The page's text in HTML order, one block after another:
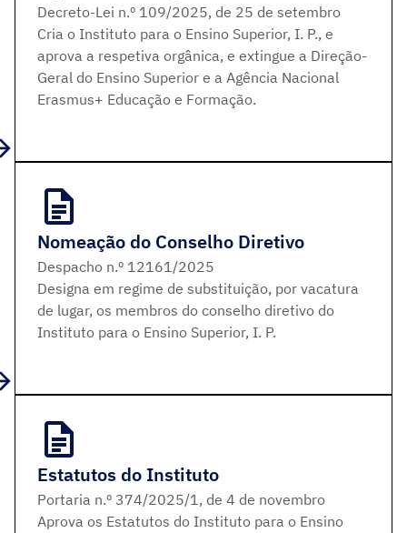
Decreto-Lei n.º 109/2025, de 25 de setembro
Cria o Instituto para o Ensino Superior, I. P., e
aprova a respetiva orgânica, e extingue a Direção-
Geral do Ensino Superior e a Agência Nacional
Erasmus+ Educação e Formação.
Nomeação do Conselho Diretivo
Despacho n.º 12161/2025
Designa em regime de substituição, por vacatura
de lugar, os membros do conselho diretivo do
Instituto para o Ensino Superior, I. P.
Estatutos do Instituto
Portaria n.º 374/2025/1, de 4 de novembro
Aprova os Estatutos do Instituto para o Ensino